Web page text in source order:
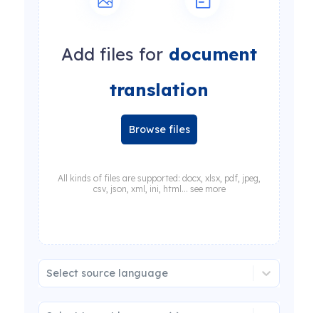
Add files for document
translation
Browse files
All kinds of files are supported: docx, xlsx, pdf, jpeg,
csv, json, xml, ini, html... see more
Select source language